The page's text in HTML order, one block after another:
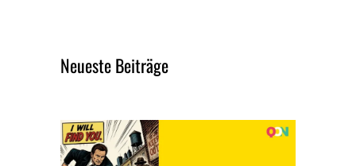
Neueste Beiträge